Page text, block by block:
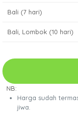
Bali (7 hari)
Bali, Lombok (10 hari)
NB:
Harga sudah
jiwa.